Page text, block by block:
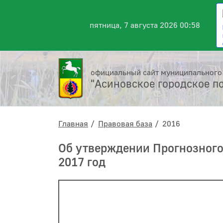
пятница, 7 августа 2026 00:58
официальный сайт
"Асиновское городское
Главная Правовая база 2016
Об утверждении
2017 год